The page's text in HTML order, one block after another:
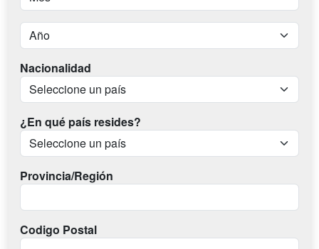
Nacionalidad
¿En qué país resides?
Provincia/Región
Codigo Postal